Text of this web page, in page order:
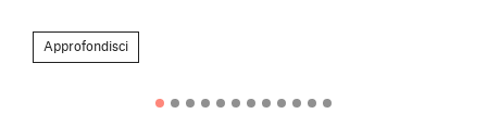
Approfondisci